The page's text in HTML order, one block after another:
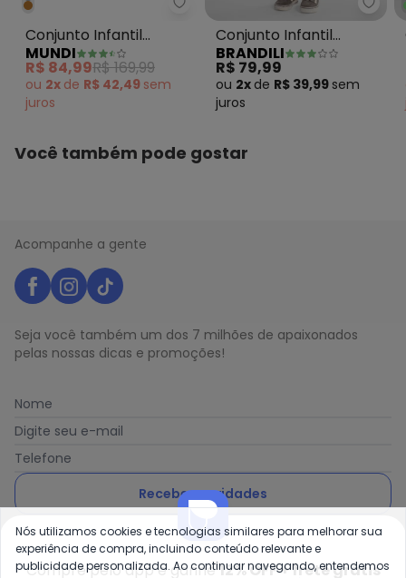
Mundi - Conjunto Infantil
Conjunto Infantil
Menino de Cacto Cinza
MUNDI
R$ 84,99R$ 169,99
ou 2x de R$ 42,49 sem
juros
Conjunto Infantil
Menino em Meia Malha
Cinza
BRANDILI
R$ 79,99
ou 2x de R$ 39,99 sem
juros
Você também pode gostar
Acompanhe a gente
Seja você também um dos 7 milhões de apaixonados
pelas nossas dicas e promoções!
Nome
Digite seu e-mail
Telefone
Receber novidades
Ao enviar o cadastro, você concorda com a nossa Política
de Privacidade
Compre pelo app e ganhe12% OFF + frete grátis
Nós utilizamos cookies e tecnologias similares para melhorar sua
experiência de compra, incluindo conteúdo relevante e
publicidade personalizada. Ao continuar navegando, entendemos